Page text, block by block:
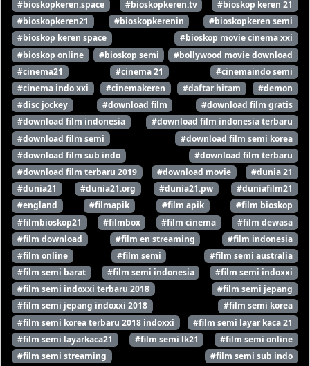
#bioskopkeren.space
#bioskopkeren.tv
#bioskop keren 21
#bioskopkeren21
#bioskopkerenin
#bioskopkeren semi
#bioskop keren space
#bioskop movie cinema xxi
#bioskop online
#bioskop semi
#bollywood movie download
#cinema21
#cinema 21
#cinemaindo semi
#cinema indo xxi
#cinemakeren #daftar hitam
#demon
#disc jockey
#download film
#download film gratis
#download film indonesia
#download film indonesia terbaru
#download film semi
#download film semi korea
#download film sub indo
#download film terbaru
#download film terbaru 2019
#download movie
#dunia 21
#dunia21
#dunia21.org #dunia21.pw
#duniafilm21
#england
#filmapik #film apik
#film bioskop
#filmbioskop21
#filmbox #film cinema
#film dewasa
#film download
#film en streaming
#film indonesia
#film online
#film semi
#film semi australia
#film semi barat
#film semi indonesia
#film semi indoxxi
#film semi indoxxi terbaru 2018
#film semi jepang
#film semi jepang indoxxi 2018
#film semi korea
#film semi korea terbaru 2018 indoxxi
#film semi layar kaca 21
#film semi layarkaca21
#film semi lk21
#film semi online
#film semi streaming
#film semi sub indo